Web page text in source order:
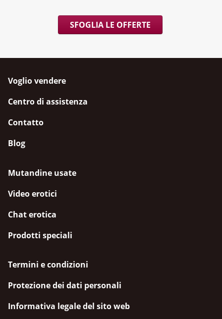
SFOGLIA LE OFFERTE
Voglio vendere
Centro di assistenza
Contatto
Blog
Mutandine usate
Video erotici
Chat erotica
Prodotti speciali
Termini e condizioni
Protezione dei dati personali
Informativa legale del sito web